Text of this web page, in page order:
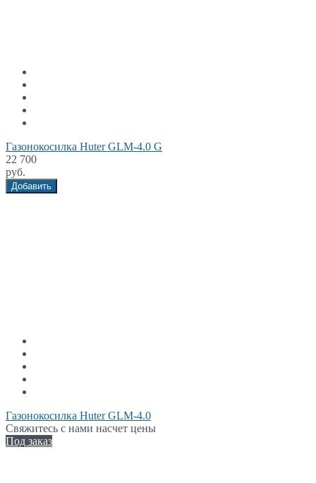
Газонокосилка Huter GLM-4.0 G
22 700
руб.
Добавить
Газонокосилка Huter GLM-4.0
Свяжитесь с нами насчет цены
Под заказ